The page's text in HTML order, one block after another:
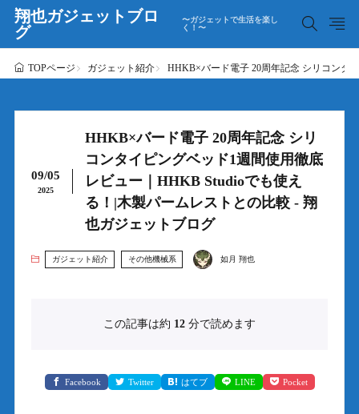
翔也ガジェットブロ
グ
〜ガジェットで生活を楽し
く！〜
TOPページ ガジェット紹介 HHKB×バード電子 20周年記念 シリコンタ
09/05
2025
HHKB×バード電子 20周年記念 シリ
コンタイピングベッド1週間使用徹底
レビュー｜HHKB Studioでも使え
る！|木製パームレストとの比較 - 翔
也ガジェットブログ
ガジェット紹介 その他機械系 如月 翔也
この記事は約 12 分で読めます
Facebook Twitter はてブ LINE Pocket